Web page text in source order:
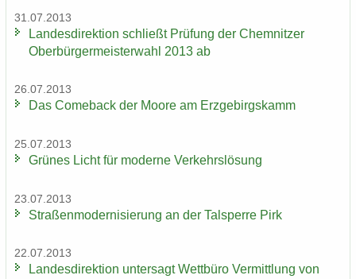
31.07.2013
Lan­des­di­rek­ti­on schließt Prü­fung der Chem­nit­zer
Ober­bür­ger­meis­ter­wahl 2013 ab
26.07.2013
Das Come­back der Moore am Erz­ge­birgs­kamm
25.07.2013
Grü­nes Licht für mo­der­ne Ver­kehrs­lö­sung
23.07.2013
Stra­ßen­mo­der­ni­sie­rung an der Tal­sper­re Pirk
22.07.2013
Lan­des­di­rek­ti­on un­ter­sagt Wett­bü­ro Ver­mitt­lung von